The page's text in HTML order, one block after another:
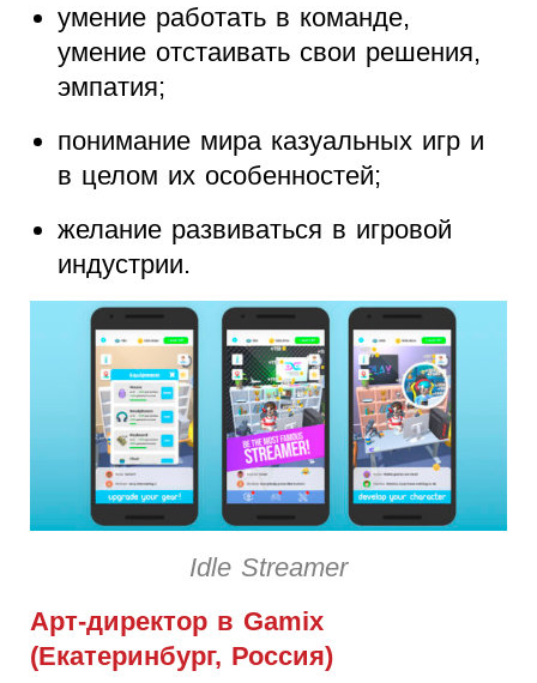
умение работать в команде,
умение отстаивать свои решения,
эмпатия;
понимание мира казуальных игр и
в целом их особенностей;
желание развиваться в игровой
индустрии.
Idle Streamer
Арт-директор в Gamix
(Екатеринбург, Россия)